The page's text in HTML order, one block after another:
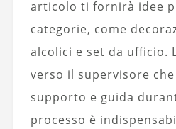
articolo ti fornirà idee
categorie, come
alcolici e set da ufficio.
verso il supervisore
supporto e guida
processo è